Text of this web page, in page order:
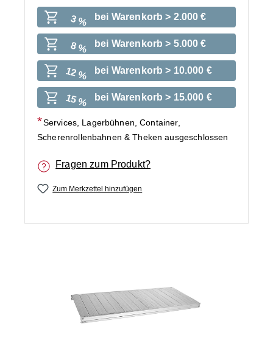
3 % bei Warenkorb > 2.000 €
8 % bei Warenkorb > 5.000 €
12 % bei Warenkorb > 10.000 €
15 % bei Warenkorb > 15.000 €
Services, Lagerbühnen, Container,
Scherenrollenbahnen & Theken ausgeschlossen
Fragen zum Produkt?
Zum Merkzettel hinzufügen